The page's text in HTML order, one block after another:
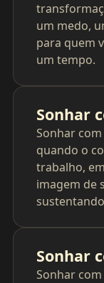
um medo,
para quem
um tempo.
Sonhar
Sonhar
quando o
trabalho,
imagem de
Sonhar
Sonhar